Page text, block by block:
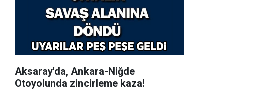
Aksaray'da, Ankara-Niğde
Otoyolunda zincirleme kaza!